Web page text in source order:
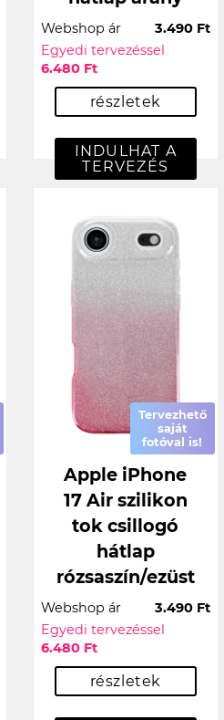
Webshop ár
3.490 Ft
Egyedi tervezéssel
6.480 Ft
részletek
INDULHAT A
TERVEZÉS
Tervezhető
saját
fotóval is!
Apple iPhone
17 Air szilikon
tok csillogó
hátlap
rózsaszín/ezüst
Webshop ár
3.490 Ft
Egyedi tervezéssel
6.480 Ft
részletek